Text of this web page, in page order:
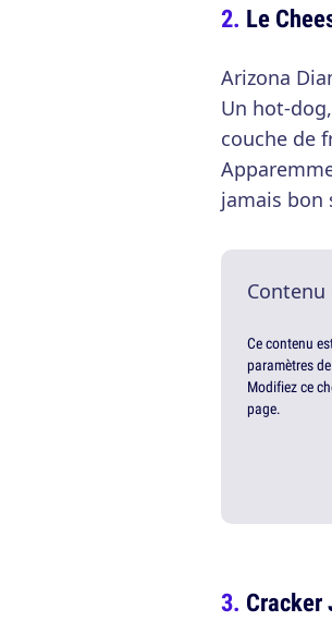
Le
Arizona
Un hot-
couche de
jamais bon
Ce contenu
paramètres
Modifiez ce
page.
Cracker